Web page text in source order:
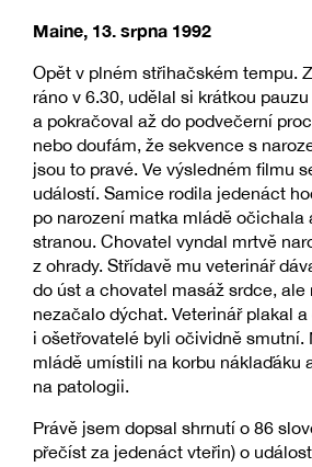
Maine, 13. srpna 1992
Opět v plném střihačském tempu.
ráno v 6.30, udělal si krátkou
a pokračoval až do podvečerní
nebo doufám, že sekvence s
jsou to pravé. Ve výsledném filmu
událostí. Samice rodila jedenáct
po narození matka mládě očichala
stranou. Chovatel vyndal mrtvě
z ohrady. Střídavě mu veterinář
do úst a chovatel masáž srdce, ale
nezačalo dýchat. Veterinář plakal
i ošetřovatelé byli očividně smutní.
mládě umístili na korbu náklaďáku
na patologii.
Právě jsem dopsal shrnutí o 86
přečíst za jedenáct vteřin) o